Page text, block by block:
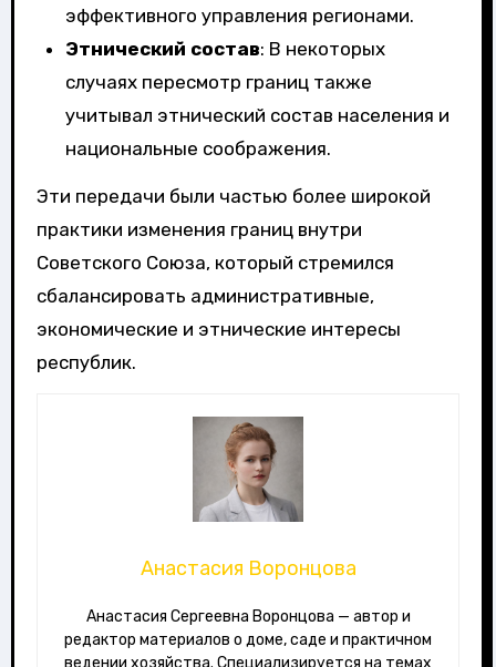
эффективного управления регионами.
Этнический состав: В некоторых
случаях пересмотр границ также
учитывал этнический состав населения и
национальные соображения.
Эти передачи были частью более широкой
практики изменения границ внутри
Советского Союза, который стремился
сбалансировать административные,
экономические и этнические интересы
республик.
Анастасия Воронцова
Анастасия Сергеевна Воронцова — автор и
редактор материалов о доме, саде и практичном